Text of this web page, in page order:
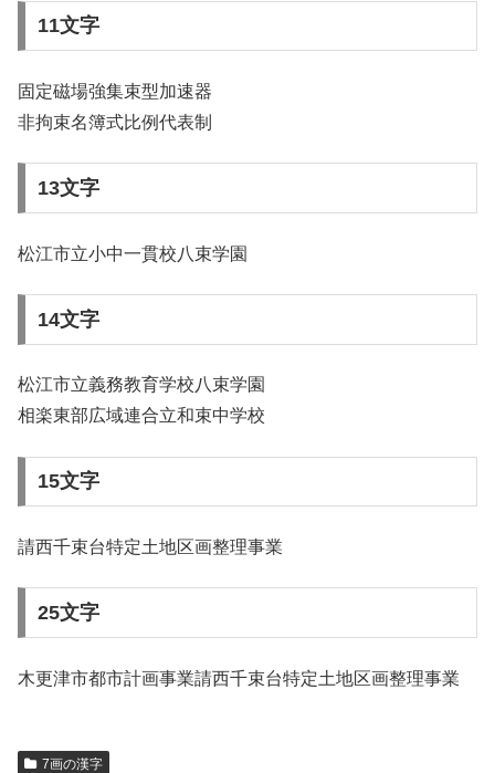
11文字
固定磁場強集束型加速器
非拘束名簿式比例代表制
13文字
松江市立小中一貫校八束学園
14文字
松江市立義務教育学校八束学園
相楽東部広域連合立和束中学校
15文字
請西千束台特定土地区画整理事業
25文字
木更津市都市計画事業請西千束台特定土地区画整理事業
7画の漢字